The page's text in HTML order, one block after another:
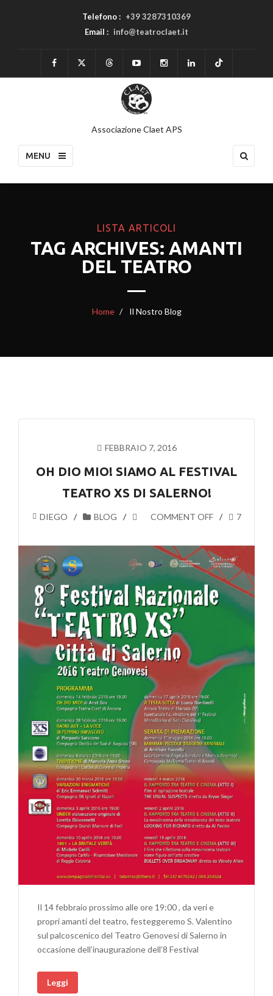
Telefono : +39 3287310369
Email : info@teatroclaet.it
Associazione Claet APS
MENU
LISTA ARTICOLI
TAG ARCHIVES: AMANTI
DEL TEATRO
Home Il Nostro Blog
FEBBRAIO 7, 2016
OH DIO MIO! SIAMO AL FESTIVAL
TEATRO XS DI SALERNO!
DIEGO BLOG COMMENT OFF 7
Il 14 febbraio prossimo alle ore 19:00 , da veri e
propri amanti del teatro, festeggeremo S. Valentino
sul palcoscenico del Teatro Genovesi di Salerno in
occasione dell’inaugurazione dell’8 Festival
Leggi